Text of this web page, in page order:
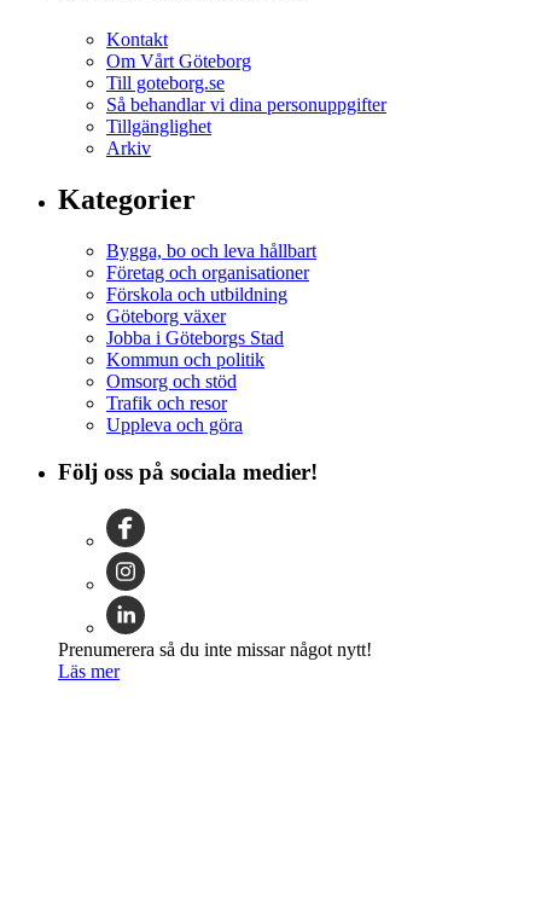
Kontakt
Om Vårt Göteborg
Till goteborg.se
Så behandlar vi dina personuppgifter
Tillgänglighet
Arkiv
Kategorier
Bygga, bo och leva hållbart
Företag och organisationer
Förskola och utbildning
Göteborg växer
Jobba i Göteborgs Stad
Kommun och politik
Omsorg och stöd
Trafik och resor
Uppleva och göra
Följ oss på sociala medier!
Prenumerera så du inte missar något nytt!
Läs mer